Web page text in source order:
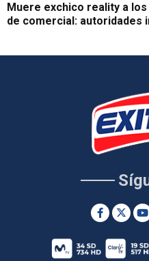
Muere exchico reality a
de comercial: autoridades